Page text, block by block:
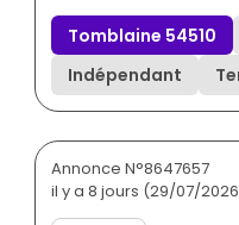
Tomblaine 54510
Indépendant
Annonce N°8647657
il y a 8 jours (29/07/